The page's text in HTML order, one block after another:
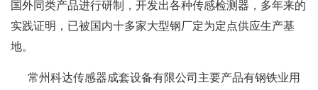
国外同类产品进行研制，开发出各种传感检测器，多年来的
实践证明，已被国内十多家大型钢厂定为定点供应生产基
地。
常州科达传感器成套设备有限公司主要产品有钢铁业用